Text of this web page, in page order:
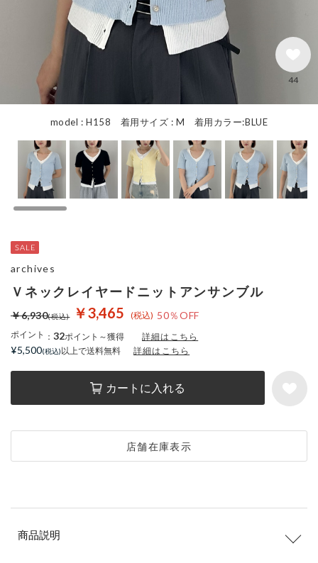
model : H158 着用サイズ : M 着用カラー:BLUE
44
Ｖネックレイヤードニットアンサンブル
￥3,465 50％OFF
￥6,930
ポイント ： 32ポイント～獲得 詳細はこちら
カートに入れる
店舗在庫表示
archives
¥5,500 以上で送料無料 詳細はこちら
商品説明